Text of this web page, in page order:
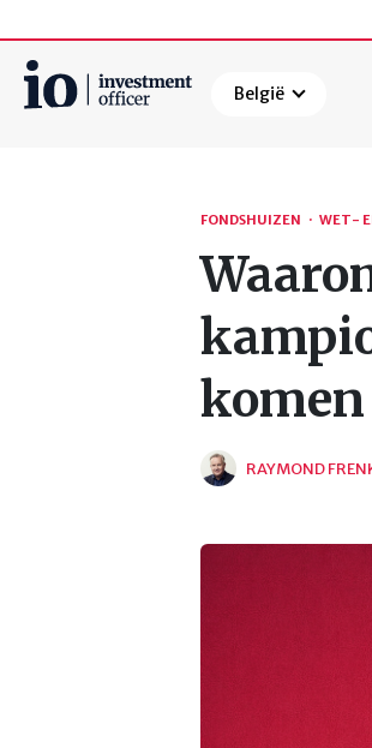
België
FONDSHUIZEN · WET-
komen
RAYMOND